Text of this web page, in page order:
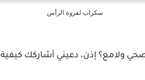
سكراب لفروة الرأس
ولامع؟ إذن، دعيني أشاركك كيفية